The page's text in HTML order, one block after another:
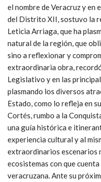
el nombre de Veracruz y en
del Distrito XII, sostuvo la
Leticia Arriaga, que ha
natural de la región, que
sino a reflexionar y
extraordinaria obra,
Legislativo y en las
plasmando los diversos
Estado, como lo refleja en
Cortés, rumbo a la
una guía histórica e
experiencia cultural y al
extraordinarios escenarios
ecosistemas con que
veracruzana. Ante su